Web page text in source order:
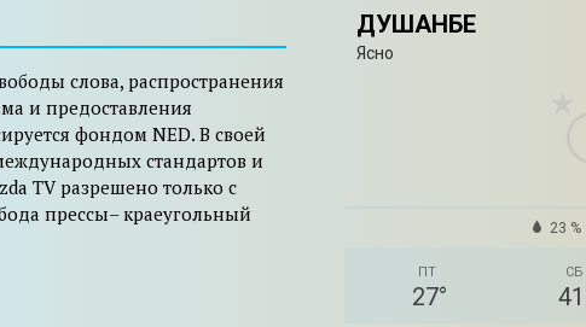
слова, распространения
и предоставления
фондом NED. В своей
стандартов и
TV разрешено только с
прессы– краеугольный
ДУШАНБЕ
Ясно
23 %
ПТ
27°
СБ
41